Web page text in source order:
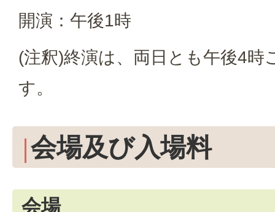
開演：午後1時
(注釈)終演は、両日とも午後4時
す。
会場及び入場料
会場